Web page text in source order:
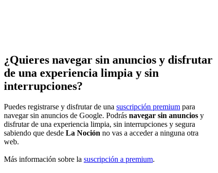
¿Quieres navegar sin anuncios y disfrutar
de una experiencia limpia y sin
interrupciones?
Puedes registrarse y disfrutar de una suscripción premium para
navegar sin anuncios de Google. Podrás navegar sin anuncios y
disfrutar de una experiencia limpia, sin interrupciones y segura
sabiendo que desde La Noción no vas a acceder a ninguna otra
web.
Más información sobre la suscripción a premium.